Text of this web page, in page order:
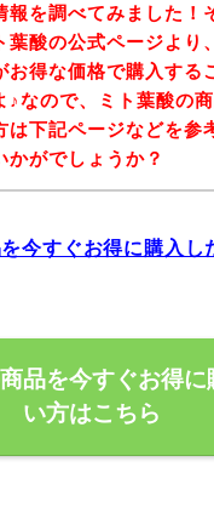
報を調べてみました！
葉酸の公式ページより
お得な価格で購入する
♪なので、ミト葉酸の
は下記ページなどを参
かがでしょうか？
今すぐお得に購入し
品を今すぐお得に
い方はこちら